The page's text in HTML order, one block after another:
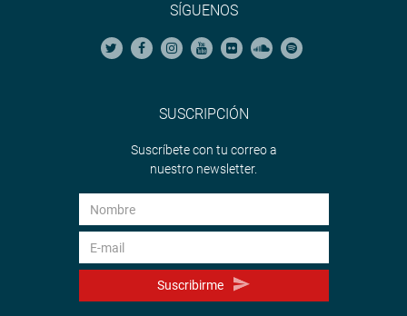
SÍGUENOS
SUSCRIPCIÓN
Suscríbete con tu correo a
nuestro newsletter.
Suscribirme